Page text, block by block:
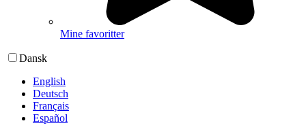
Mine favoritter
Dansk
English
Deutsch
Français
Español